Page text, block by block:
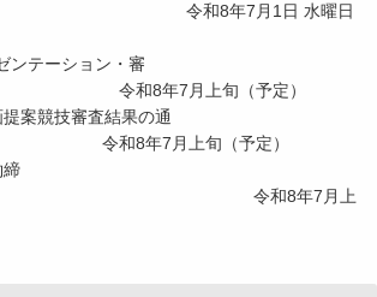
8年7月1日 水曜日
ンテーション・審
年7月上旬（予定）
案競技審査結果の通
年7月上旬（予定）
和8年7月上